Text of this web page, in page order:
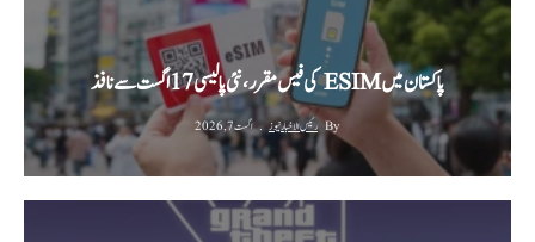
پاکستان میں ESIM کی فیس مقرر، نئی پالیسی 17 اگست سے نافذ
By رئیس الاخبار نیوز اگست 7, 2026